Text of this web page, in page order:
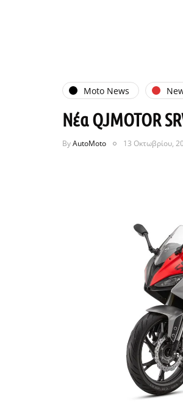
Moto News
Νέα QJMOTOR
ByAutoMoto 13 Οκτωβρίου,